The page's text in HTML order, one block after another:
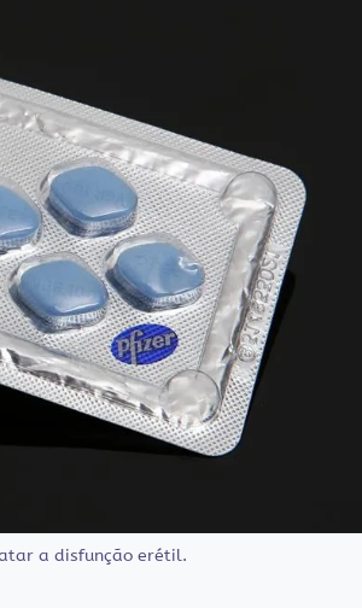
a disfunção erétil.